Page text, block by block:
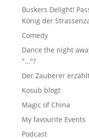
Buskers Delight!
König der
Comedy
Dance the night
"…"?
Der Zauberer
Kosub blogt
Magic of China
My favourite Events
Podcast